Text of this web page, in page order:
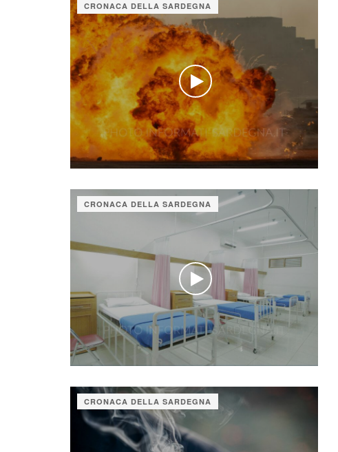
CRONACA DELLA SARDEGNA
CRONACA DELLA SARDEGNA
CRONACA DELLA SARDEGNA